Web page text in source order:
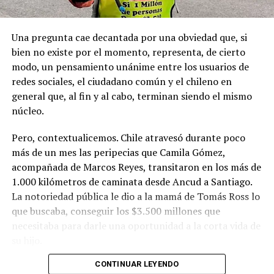
Una pregunta cae decantada por una obviedad que, si
bien no existe por el momento, representa, de cierto
modo, un pensamiento unánime entre los usuarios de
redes sociales, el ciudadano común y el chileno en
general que, al fin y al cabo, terminan siendo el mismo
núcleo.
Pero, contextualicemos. Chile atravesó durante poco
más de un mes las peripecias que Camila Gómez,
acompañada de Marcos Reyes, transitaron en los más de
1.000 kilómetros de caminata desde Ancud a Santiago.
La notoriedad pública le dio a la mamá de Tomás Ross lo
que buscaba, conseguir los $3.500 millones que
necesitaba para darle una oportunidad a la corta vida de
La solidaridad y empatía de los chilenos en cada paso
CONTINUAR LEYENDO